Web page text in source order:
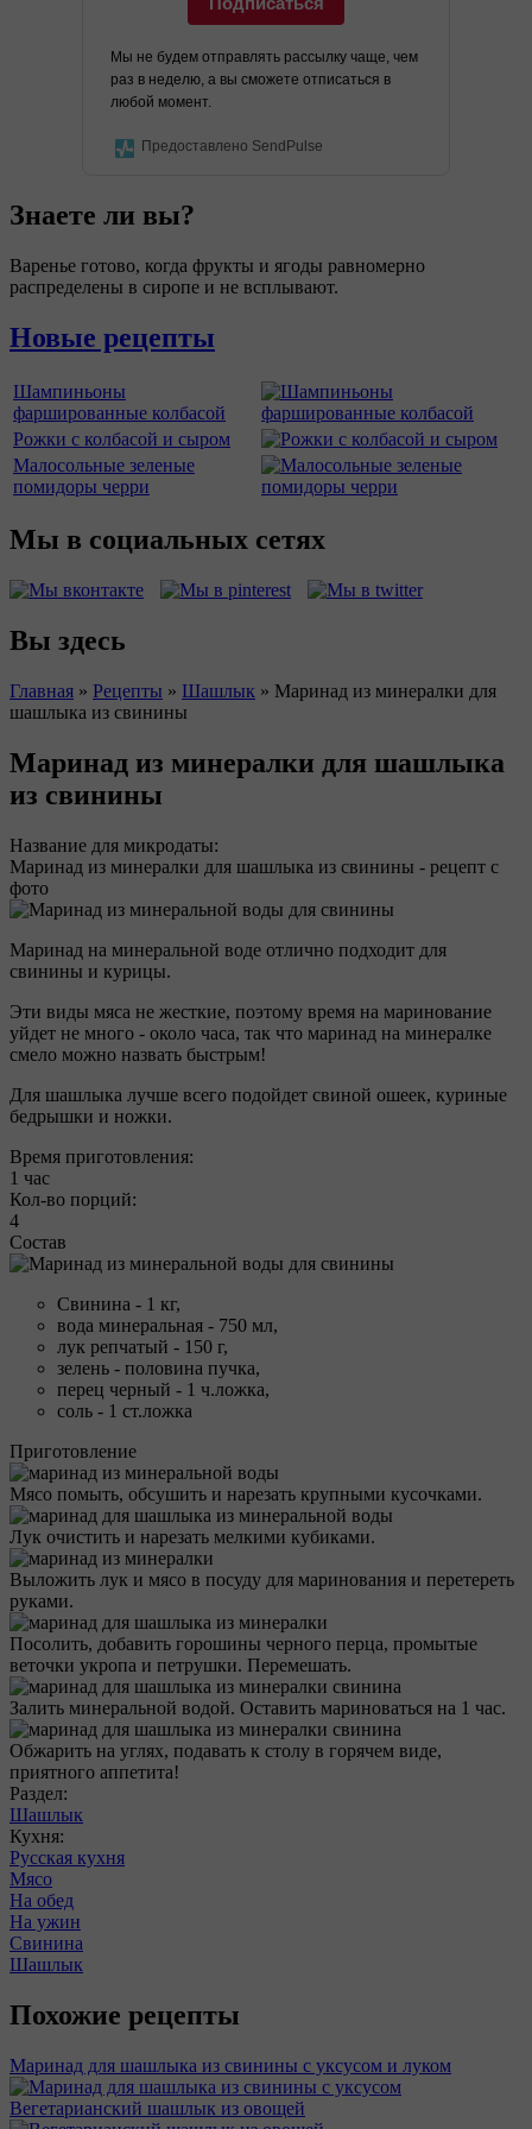
Мы не будем отправлять рассылку чаще, чем
раз в неделю, а вы сможете отписаться в
любой момент.
Предоставлено SendPulse
Знаете ли вы?
Варенье готово, когда фрукты и ягоды равномерно
распределены в сиропе и не всплывают.
Новые рецепты
Шампиньоны
фаршированные колбасой
Рожки с колбасой и сыром
Малосольные зеленые
помидоры черри
Мы в социальных сетях
Вы здесь
Главная » Рецепты » Шашлык » Маринад из минералки для
шашлыка из свинины
Маринад из минералки для шашлыка
из свинины
Название для микродаты:
Маринад из минералки для шашлыка из свинины - рецепт с
фото
Маринад на минеральной воде отлично подходит для
свинины и курицы.
Эти виды мяса не жесткие, поэтому время на маринование
уйдет не много - около часа, так что маринад на минералке
смело можно назвать быстрым!
Для шашлыка лучше всего подойдет свиной ошеек, куриные
бедрышки и ножки.
Время приготовления:
1 час
Кол-во порций:
4
Состав
Свинина - 1 кг,
вода минеральная - 750 мл,
лук репчатый - 150 г,
зелень - половина пучка,
перец черный - 1 ч.ложка,
соль - 1 ст.ложка
Приготовление
Мясо помыть, обсушить и нарезать крупными кусочками.
Лук очистить и нарезать мелкими кубиками.
Выложить лук и мясо в посуду для маринования и перетереть
руками.
Посолить, добавить горошины черного перца, промытые
веточки укропа и петрушки. Перемешать.
Залить минеральной водой. Оставить мариноваться на 1 час.
Обжарить на углях, подавать к столу в горячем виде,
приятного аппетита!
Раздел:
Шашлык
Кухня:
Русская кухня
Мясо
На обед
На ужин
Свинина
Шашлык
Похожие рецепты
Маринад для шашлыка из свинины с уксусом и луком
Вегетарианский шашлык из овощей